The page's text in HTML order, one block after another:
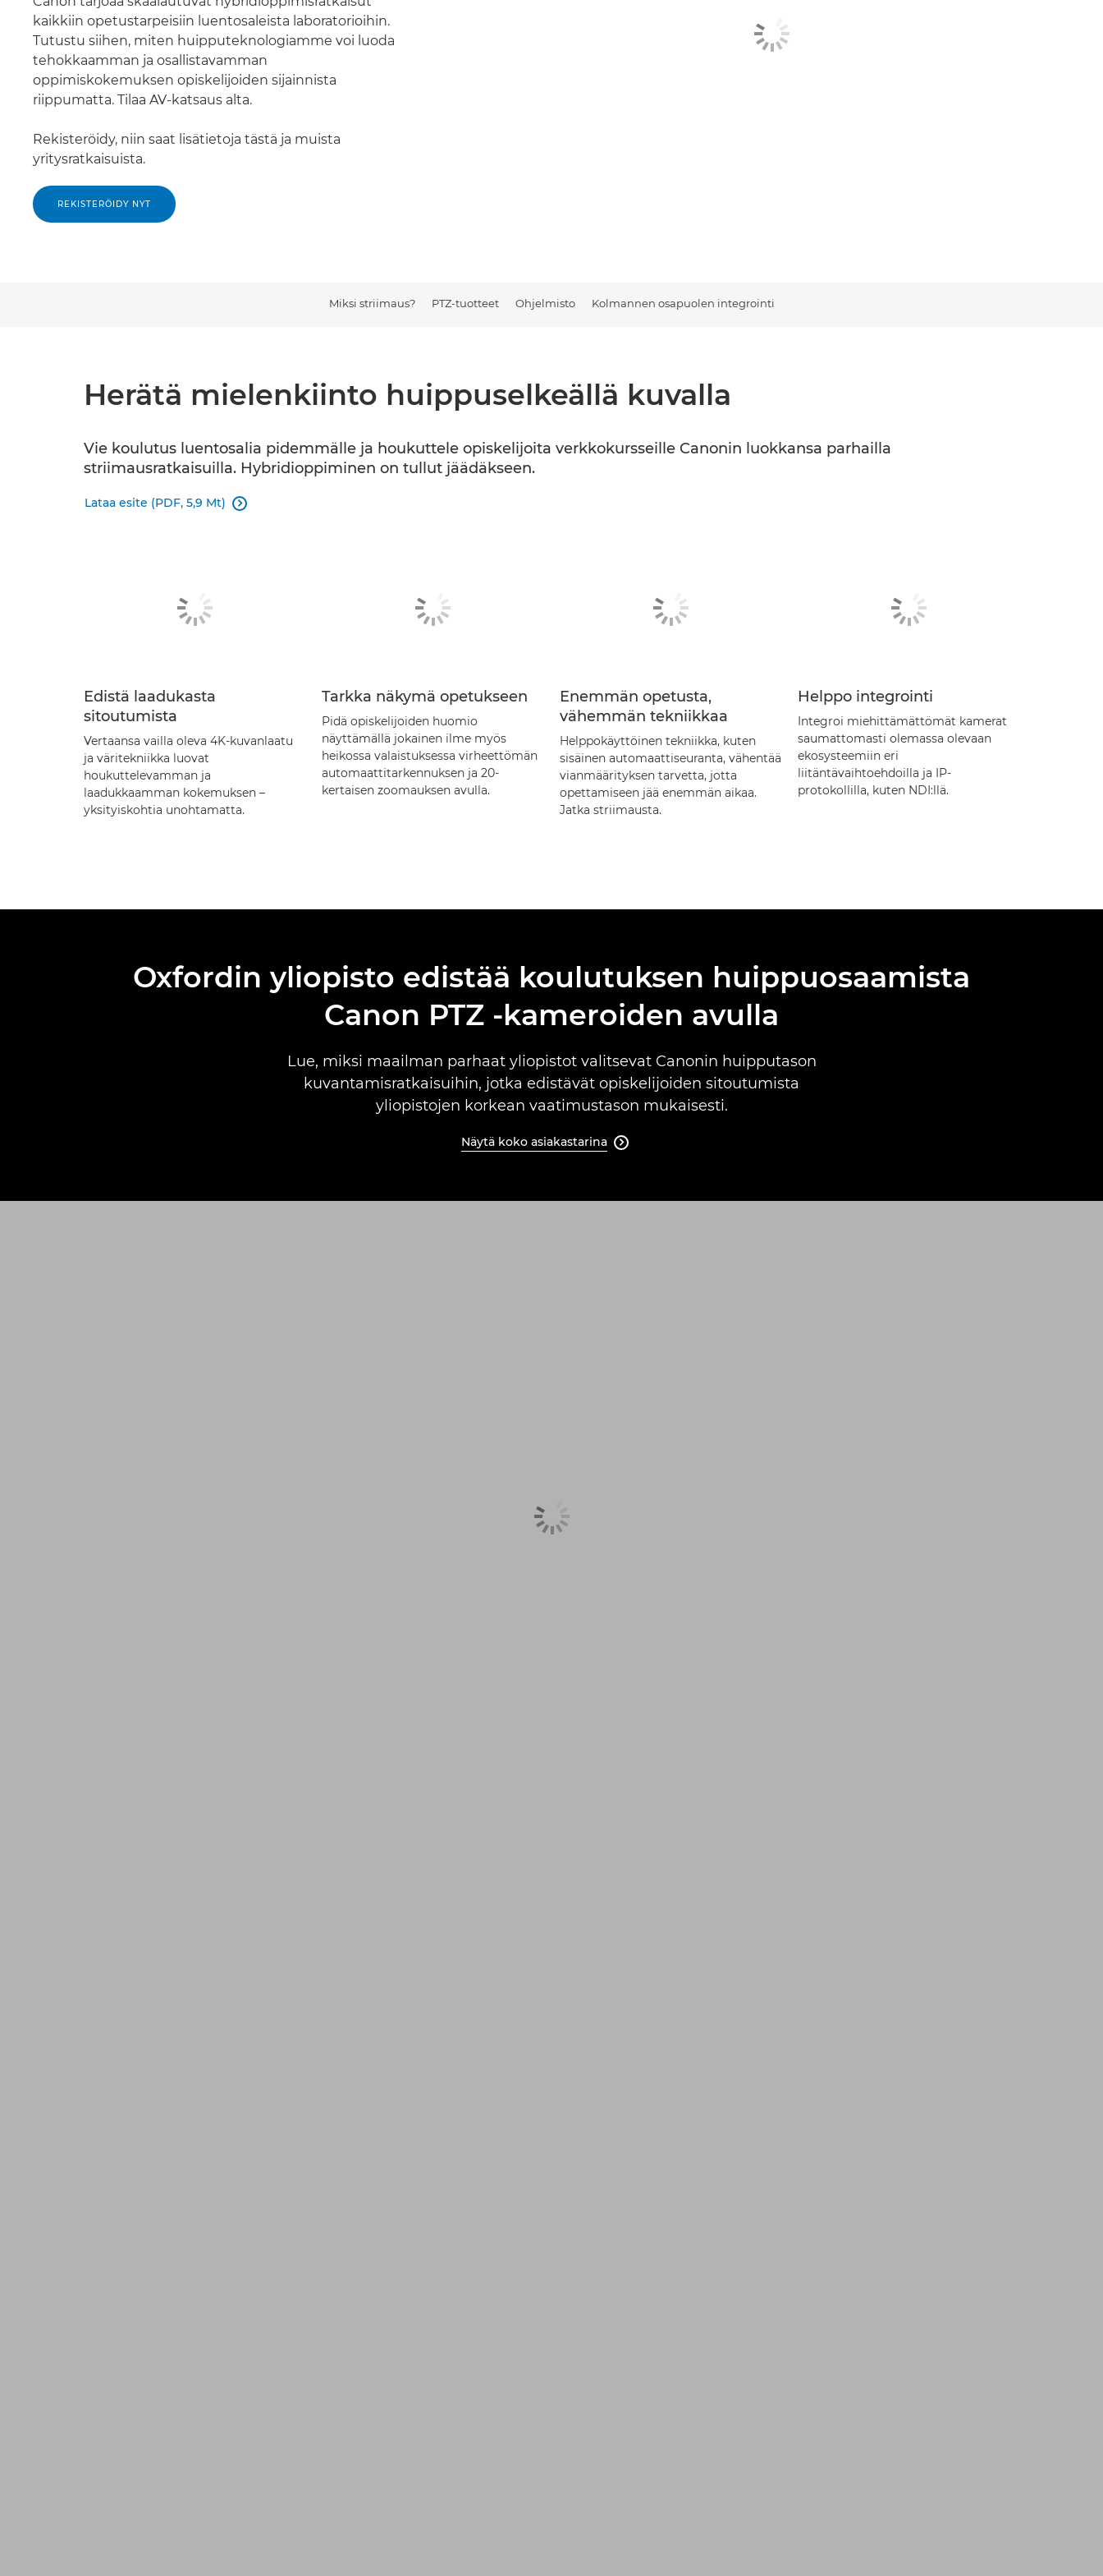
kaikkiin opetustarpeisiin luentosaleista laboratorioihin.
Tutustu siihen, miten huipputeknologiamme voi luoda
tehokkaamman ja osallistavamman
oppimiskokemuksen opiskelijoiden sijainnista
riippumatta. Tilaa AV-katsaus alta.
Rekisteröidy, niin saat lisätietoja tästä ja muista
yritysratkaisuista.
REKISTERÖIDY NYT
Miksi striimaus? PTZ-tuotteet Ohjelmisto Kolmannen osapuolen integrointi
Herätä mielenkiinto huippuselkeällä kuvalla
Vie koulutus luentosalia pidemmälle ja houkuttele opiskelijoita verkkokursseille Canonin luokkansa parhailla
striimausratkaisuilla. Hybridioppiminen on tullut jäädäkseen.
Lataa esite (PDF, 5,9 Mt) 
Edistä laadukasta
sitoutumista
Vertaansa vailla oleva 4K-kuvanlaatu
ja väritekniikka luovat
houkuttelevamman ja
laadukkaamman kokemuksen –
yksityiskohtia unohtamatta.
Tarkka näkymä opetukseen
Pidä opiskelijoiden huomio
näyttämällä jokainen ilme myös
heikossa valaistuksessa virheettömän
automaattitarkennuksen ja 20-
kertaisen zoomauksen avulla.
Enemmän opetusta,
vähemmän tekniikkaa
Helppokäyttöinen tekniikka, kuten
sisäinen automaattiseuranta, vähentää
vianmäärityksen tarvetta, jotta
opettamiseen jää enemmän aikaa.
Jatka striimausta.
Helppo integrointi
Integroi miehittämättömät kamerat
saumattomasti olemassa olevaan
ekosysteemiin eri
liitäntävaihtoehdoilla ja IP-
protokollilla, kuten NDI:llä.
Oxfordin yliopisto edistää koulutuksen huippuosaamista
Canon PTZ -kameroiden avulla
Lue, miksi maailman parhaat yliopistot valitsevat Canonin huipputason
kuvantamisratkaisuihin, jotka edistävät opiskelijoiden sitoutumista
yliopistojen korkean vaatimustason mukaisesti.
Näytä koko asiakastarina 